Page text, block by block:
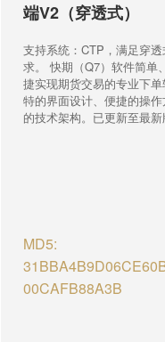
端V2（穿透式）
支持系统：CTP，满足穿
求。 快期（Q7）软件简单
捷实现期货交易的专业下
特的界面设计、便捷的操
的技术架构。已更新至最新
MD5:
00CAFB88A3B